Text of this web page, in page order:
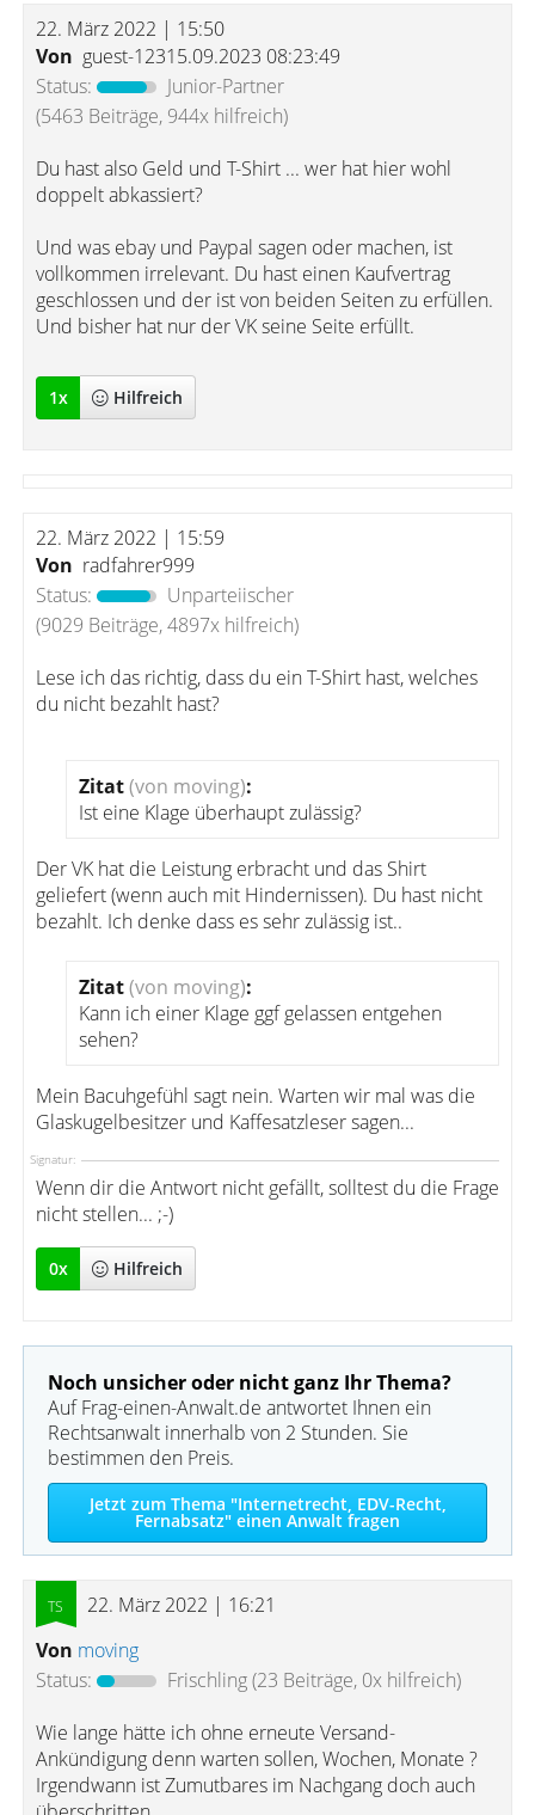
22. März 2022 | 15:50
Von guest-12315.09.2023 08:23:49
Status:
Junior-Partner
(5463 Beiträge, 944x hilfreich)
Du hast also Geld und T-Shirt ... wer hat hier wohl
doppelt abkassiert?
Und was ebay und Paypal sagen oder machen, ist
vollkommen irrelevant. Du hast einen Kaufvertrag
geschlossen und der ist von beiden Seiten zu erfüllen.
Und bisher hat nur der VK seine Seite erfüllt.
1x Hilfreich
22. März 2022 | 15:59
Von radfahrer999
Status:
Unparteiischer
(9029 Beiträge, 4897x hilfreich)
Lese ich das richtig, dass du ein T-Shirt hast, welches
du nicht bezahlt hast?
Zitat(von moving):
Ist eine Klage überhaupt zulässig?
Der VK hat die Leistung erbracht und das Shirt
geliefert (wenn auch mit Hindernissen). Du hast nicht
bezahlt. Ich denke dass es sehr zulässig ist..
Zitat(von moving):
Kann ich einer Klage ggf gelassen entgehen
sehen?
Mein Bacuhgefühl sagt nein. Warten wir mal was die
Glaskugelbesitzer und Kaffesatzleser sagen...
Signatur:
Wenn dir die Antwort nicht gefällt, solltest du die Frage
nicht stellen... ;-)
0x Hilfreich
Noch unsicher oder nicht ganz Ihr Thema?
Auf Frag-einen-Anwalt.de antwortet Ihnen ein
Rechtsanwalt innerhalb von 2 Stunden. Sie
bestimmen den Preis.
Jetzt zum Thema "Internetrecht, EDV-Recht,
Fernabsatz" einen Anwalt fragen
22. März 2022 | 16:21
Von moving
Status:
Frischling(23 Beiträge, 0x hilfreich)
Wie lange hätte ich ohne erneute Versand-
Ankündigung denn warten sollen, Wochen, Monate ?
Irgendwann ist Zumutbares im Nachgang doch auch